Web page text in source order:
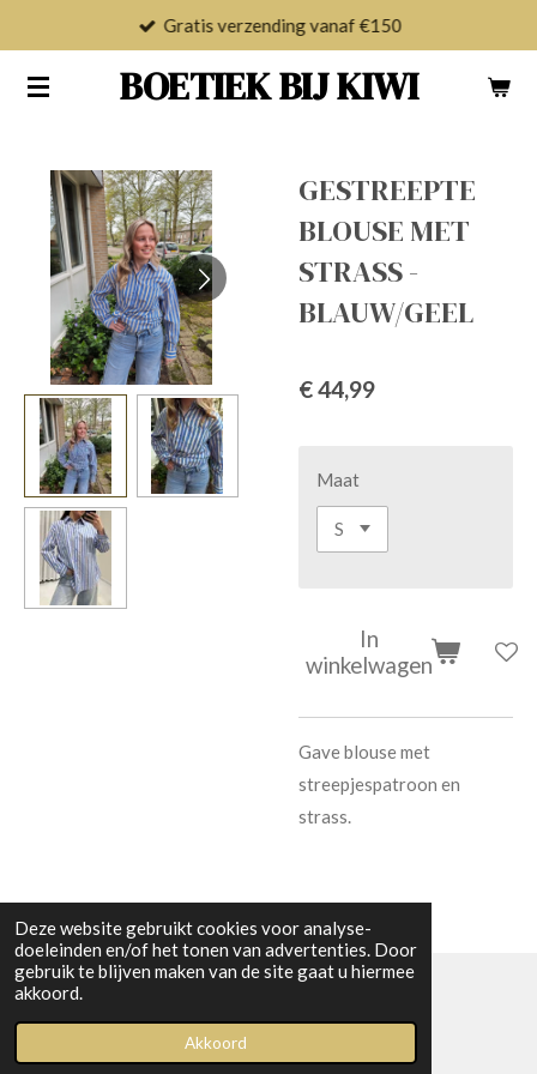
Deze website gebruikt cookies voor analyse-
doeleinden en/of het tonen van advertenties. Door
gebruik te blijven maken van de site gaat u hiermee
akkoord.
Akkoord
naar
BOETIEK BIJ KIWI
Gratis verzending vanaf €150
GESTREEPTE
BLOUSE MET
STRASS -
BLAUW/GEEL
€ 44,99
Maat
In
winkelwagen
Gave blouse met
streepjespatroon en
strass.